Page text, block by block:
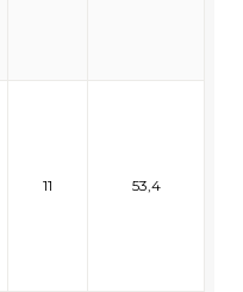
11 53,4